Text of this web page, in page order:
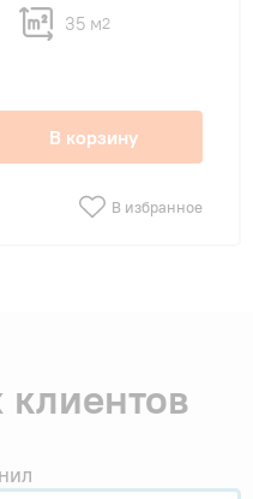
35 м2
В корзину
В избранное